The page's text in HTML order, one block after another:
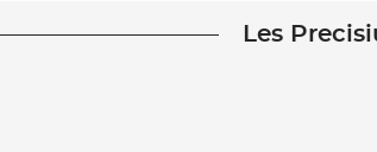
Les